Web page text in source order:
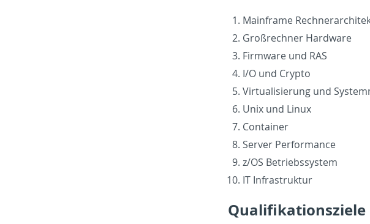
Main­frame
Großrech­ner Hard­ware
Firmware und RAS
I/O und Crypto
Vir­tu­al­isierung und
Unix und Linux
Con­tainer
Server Per­for­mance
z/OS Be­trieb­ssys­tem
IT In­fra­struk­tur
Qual­i­fika­tion­sziele